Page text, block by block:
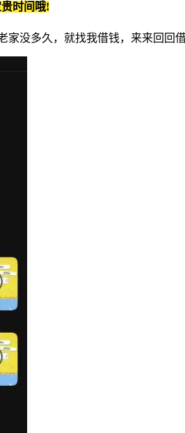
时间哦!
没多久，就找我借钱，来来回回